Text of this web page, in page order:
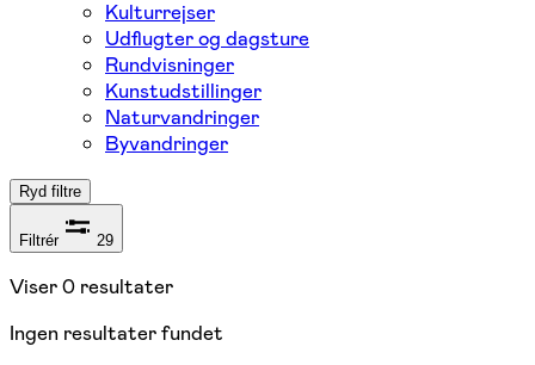
Kulturrejser
Udflugter og dagsture
Rundvisninger
Kunstudstillinger
Naturvandringer
Byvandringer
Ryd filtre
Filtrér 29
Viser0 resultater
Ingen resultater fundet